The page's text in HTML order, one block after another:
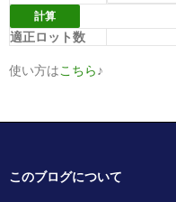
適正ロット数
使い方はこちら♪
このブログについて